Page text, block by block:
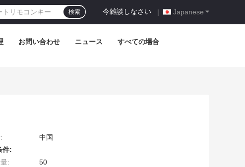
Japanese
今雑談しなさい |
検索
お問い合わせ ニュース すべての場合
中国
件:
:
50